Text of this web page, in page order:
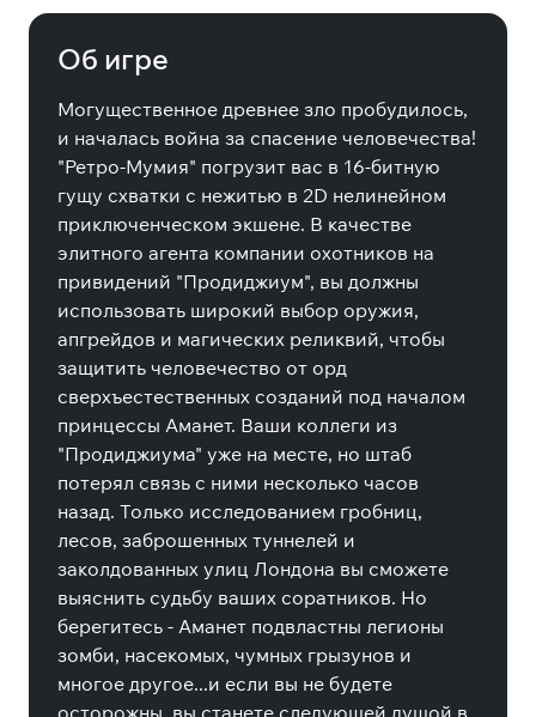
Об игре
Могущественное древнее зло пробудилось,
и началась война за спасение человечества!
"Ретро-Мумия" погрузит вас в 16-битную
гущу схватки с нежитью в 2D нелинейном
приключенческом экшене. В качестве
элитного агента компании охотников на
привидений "Продиджиум", вы должны
использовать широкий выбор оружия,
апгрейдов и магических реликвий, чтобы
защитить человечество от орд
сверхъестественных созданий под началом
принцессы Аманет. Ваши коллеги из
"Продиджиума" уже на месте, но штаб
потерял связь с ними несколько часов
назад. Только исследованием гробниц,
лесов, заброшенных туннелей и
заколдованных улиц Лондона вы сможете
выяснить судьбу ваших соратников. Но
берегитесь - Аманет подвластны легионы
зомби, насекомых, чумных грызунов и
многое другое...и если вы не будете
осторожны, вы станете следующей душой в